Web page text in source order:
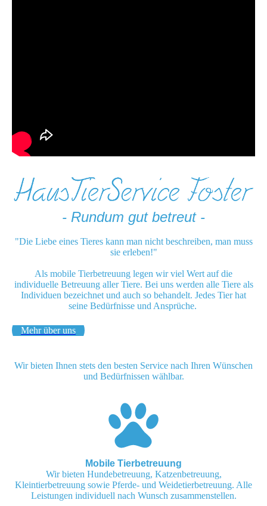
- Rundum gut betreut -
"Die Liebe eines Tieres kann man nicht beschreiben, man muss
sie erleben!"
Als mobile Tierbetreuung legen wir viel Wert auf die
individuelle Betreuung aller Tiere. Bei uns werden alle Tiere als
Individuen bezeichnet und auch so behandelt. Jedes Tier hat
seine Bedürfnisse und Ansprüche.
Mehr über uns
Wir bieten Ihnen stets den besten Service nach Ihren Wünschen
und Bedürfnissen wählbar.
Mobile Tierbetreuung
Wir bieten Hundebetreuung, Katzenbetreuung,
Kleintierbetreuung sowie Pferde- und Weidetierbetreuung. Alle
Leistungen individuell nach Wunsch zusammenstellen.